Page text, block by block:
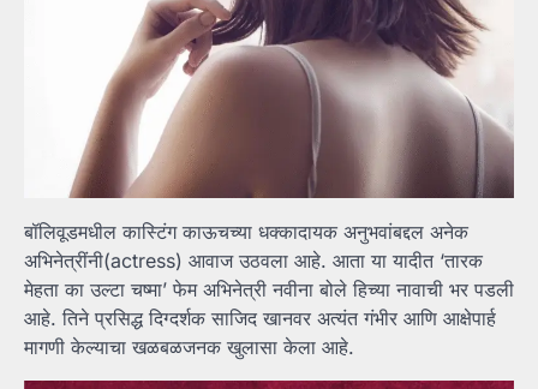
बॉलिवूडमधील कास्टिंग काऊचच्या धक्कादायक अनुभवांबद्दल अनेक
अभिनेत्रींनी(actress) आवाज उठवला आहे. आता या यादीत ‘तारक
मेहता का उल्टा चष्मा’ फेम अभिनेत्री नवीना बोले हिच्या नावाची भर पडली
आहे. तिने प्रसिद्ध दिग्दर्शक साजिद खानवर अत्यंत गंभीर आणि आक्षेपार्ह
मागणी केल्याचा खळबळजनक खुलासा केला आहे.